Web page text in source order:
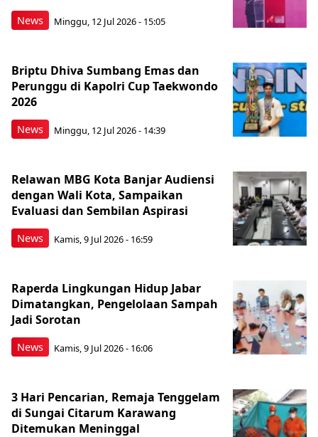
News Minggu, 12 Jul 2026 - 15:05
News
Briptu Dhiva Sumbang Emas dan
Perunggu di Kapolri Cup Taekwondo
2026
Minggu, 12 Jul 2026 - 14:39
News
Relawan MBG Kota Banjar Audiensi
dengan Wali Kota, Sampaikan
Evaluasi dan Sembilan Aspirasi
Kamis, 9 Jul 2026 - 16:59
News
Raperda Lingkungan Hidup Jabar
Dimatangkan, Pengelolaan Sampah
Jadi Sorotan
Kamis, 9 Jul 2026 - 16:06
3 Hari Pencarian, Remaja Tenggelam
di Sungai Citarum Karawang
Ditemukan Meninggal